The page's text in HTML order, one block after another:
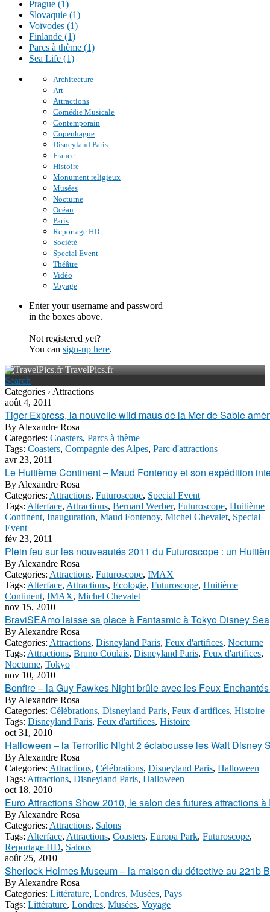
Prague (1)
Slovaquie (1)
Voïvodes (1)
Finlande (1)
Parcs à thème (1)
Sea Life (1)
Architecture
Art
Attractions
Comédie Musicale
Contemporain
Copenhague
Disneyland Paris
France
Histoire
Monument religieux
Musées
Nocturne
Océan
Paris
Reportage HD
Société
Special Event
Théâtre
Vidéo
Voyage
Enter your username and password
in the boxes above.
Not registered yet?
You can sign-up here.
TravelPics.fr
Search
Categories › Attractions
août 4, 2011
Tiger Express, la nouvelle wild maus de la Mer de Sable
By Alexandre Rosa
Categories: Coasters, Parcs à thème
Tags: Coasters, Compagnie des Alpes, Parc d'attractions
avr 23, 2011
Le Huitième Continent – Maud Fontenoy et son expédition
By Alexandre Rosa
Categories: Attractions, Futuroscope, Special Event
Tags: Alterface, Attractions, Bernard Werber, Futuroscope, Huitième
Continent, Inauguration, Maud Fontenoy, Michel Chevalet, Special
Event
fév 23, 2011
Plein feu sur les nouveautés 2011 du Futuroscope : un
By Alexandre Rosa
Categories: Attractions, Futuroscope, IMAX
Tags: Alterface, Attractions, Ecologie, Futuroscope, Huitième
Continent, IMAX, Michel Chevalet
nov 15, 2010
BraviSEAmo laisse sa place à Fantasmic à Tokyo Disney Sea
By Alexandre Rosa
Categories: Attractions, Disneyland Paris, Feux d'artifices, Nocturne
Tags: Attractions, Bruno Coulais, Disneyland Paris, Feux d'artifices,
Nocturne, Tokyo
nov 10, 2010
Bonfire – la Guy Fawkes Night brûle avec les Feux
By Alexandre Rosa
Categories: Célébrations, Disneyland Paris, Feux d'artifices, Histoire
Tags: Disneyland Paris, Feux d'artifices, Histoire
oct 31, 2010
Halloween – la Terrorific Night 2 éclabousse les Walt Disney
By Alexandre Rosa
Categories: Attractions, Célébrations, Disneyland Paris, Halloween
Tags: Attractions, Disneyland Paris, Halloween
oct 18, 2010
Euro Attractions Show 2010, le salon des futures attractions à
By Alexandre Rosa
Categories: Attractions, Salons
Tags: Alterface, Attractions, Coasters, Europa Park, Futuroscope,
Reportage HD, Salons
août 25, 2010
Sherlock Holmes Museum – la maison du détective au 221b
By Alexandre Rosa
Categories: Littérature, Londres, Musées, Pays
Tags: Littérature, Londres, Musées, Voyage